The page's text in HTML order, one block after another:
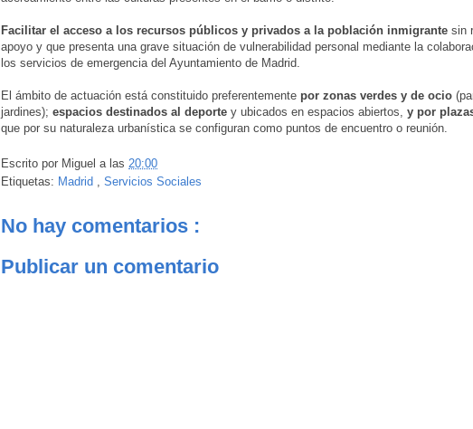
Facilitar el acceso a los recursos públicos y privados a la población inmigrante sin
apoyo y que presenta una grave situación de vulnerabilidad personal mediante la
los servicios de emergencia del Ayuntamiento de Madrid.
El ámbito de actuación está constituido preferentemente por zonas verdes y de ocio
jardines); espacios destinados al deporte y ubicados en espacios abiertos, y por
que por su naturaleza urbanística se configuran como puntos de encuentro o reunión.
Escrito por Miguel a las 20:00
Etiquetas: Madrid Servicios Sociales
No hay comentarios :
Publicar un comentario